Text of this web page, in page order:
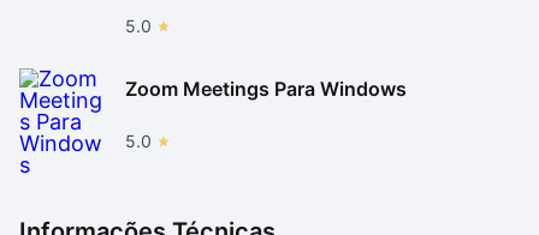
5.0
Zoom Meetings Para Windows
5.0